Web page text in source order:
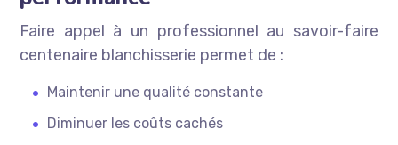
Faire appel à un professionnel au savoir-faire
centenaire blanchisserie permet de :
Maintenir une qualité constante
Diminuer les coûts cachés